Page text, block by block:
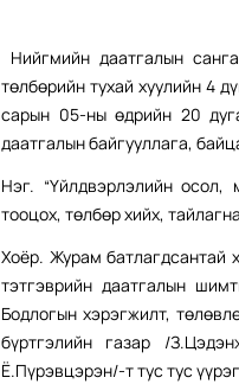
Нийгмийн даатгалын
төлбөрийн тухай хуулийн 4
сарын 05-ны өдрийн 20
даатгалын байгууллага,
Нэг. “Үйлдвэрлэлийн осол,
тооцох, төлбөр хийх,
Хоёр. Журам батлагдсантай
тэтгэврийн даатгалын
Бодлогын хэрэгжилт,
бүртгэлийн газар /
Ё.Пүрэвцэрэн/-т тус тус